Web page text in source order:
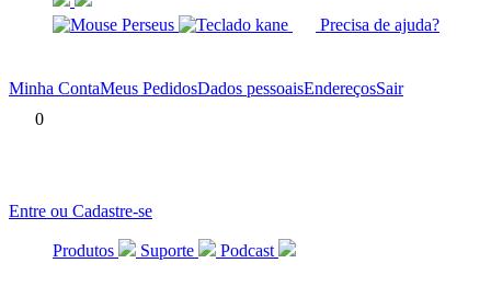
Precisa de ajuda?
Minha ContaMeus PedidosDados pessoaisEndereçosSair
0
Entre ou Cadastre-se
Produtos Suporte Podcast